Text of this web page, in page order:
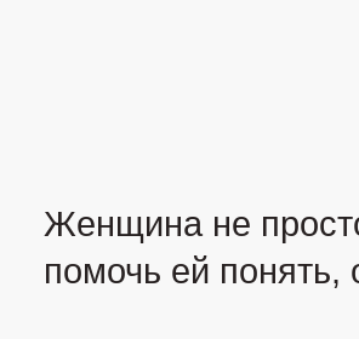
Женщина не
помочь ей понять,